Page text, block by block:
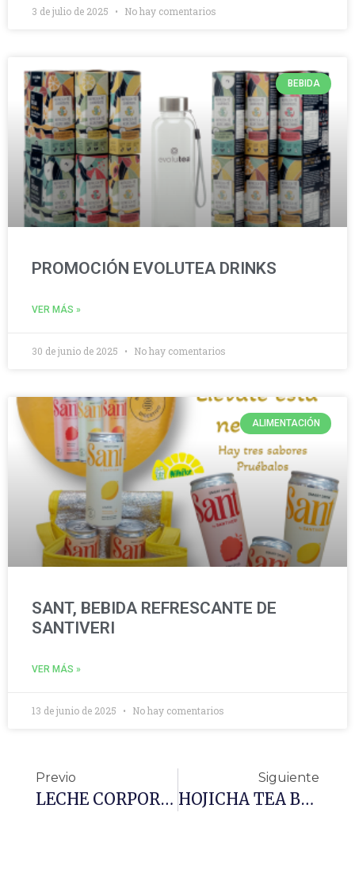
3 de julio de 2025 No hay comentarios
BEBIDA
PROMOCIÓN EVOLUTEA DRINKS
VER MÁS »
30 de junio de 2025 No hay comentarios
ALIMENTACIÓN
SANT, BEBIDA REFRESCANTE DE
SANTIVERI
VER MÁS »
13 de junio de 2025 No hay comentarios
Previo
LECHE CORPORAL MALVA BLANCA 200 ML
Siguiente
HOJICHA TEA BOLSA